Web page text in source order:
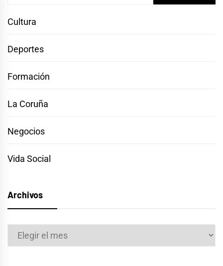
Cultura
Deportes
Formación
La Coruña
Negocios
Vida Social
Archivos
Archivos